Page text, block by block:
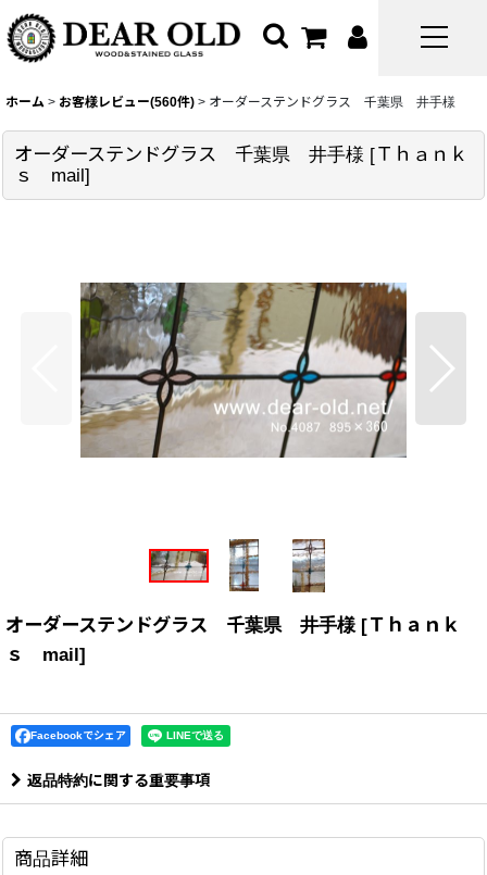
ホーム > お客様レビュー(560件) > オーダーステンドグラス 千葉県 井手様
オーダーステンドグラス 千葉県 井手様 [Ｔｈａｎｋ
ｓ mail]
オーダーステンドグラス 千葉県 井手様 [Ｔｈａｎｋ
ｓ mail]
Facebookでシェア
返品特約に関する重要事項
商品詳細